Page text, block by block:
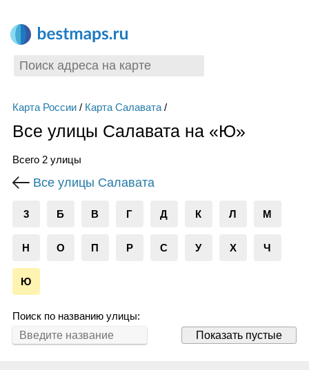
Карта России/ Карта Салавата/
Все улицы Салавата на «Ю»
Всего 2 улицы
Все улицы Салавата
3 Б В Г Д К Л М
Н О П Р С У Х Ч
Ю
Поиск по названию улицы:
Показать пустые